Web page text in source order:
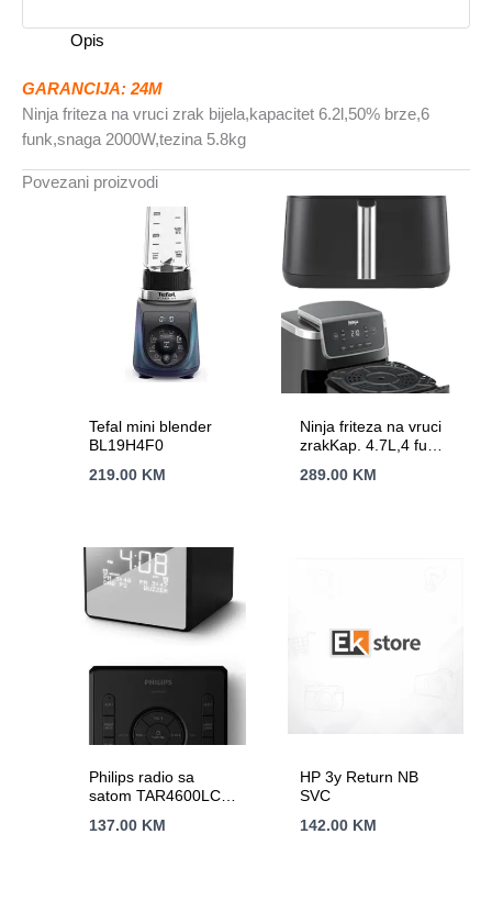
funk,snaga
2000W,tezina
5.8kg
količina
Opis
GARANCIJA: 24M
Ninja friteza na vruci zrak bijela,kapacitet 6.2l,50% brze,6
funk,snaga 2000W,tezina 5.8kg
Povezani proizvodi
Tefal mini blender
BL19H4F0
219.00 KM
Ninja friteza na vruci
zrakKap. 4.7L,4 funk.
keramicki premaz,
289.00 KM
Philips radio sa
satom TAR4600LCD
FM/DAB+;USB-C
137.00 KM
HP 3y Return NB
SVC
142.00 KM